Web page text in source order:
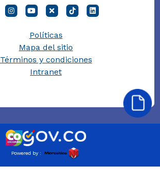
Políticas
Mapa del sitio
Términos y condiciones
Intranet
Powered by :